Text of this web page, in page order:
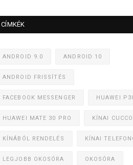
CÍMKÉK
ANDROID 9.0 ANDROID 10
ANDROID FRISSÍTÉS
FACEBOOK MESSENGER HUAWEI
HUAWEI MATE 30 PRO KÍNAI
KÍNÁBÓL RENDELÉS KÍNAI
LEGJOBB OKOSÓRA OKOSÓRA